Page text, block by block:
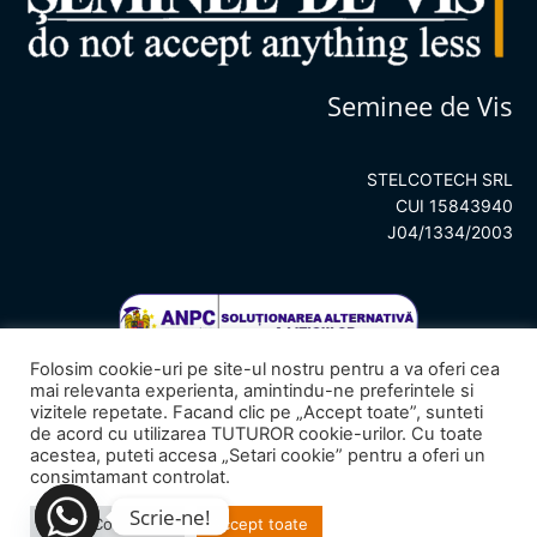
Seminee de Vis
STELCOTECH SRL
CUI 15843940
J04/1334/2003
© 2023Seminee de Vis– All rights reserved.
Folosim cookie-uri pe site-ul nostru pentru a va oferi cea
mai relevanta experienta, amintindu-ne preferintele si
vizitele repetate. Facand clic pe „Accept toate”, sunteti
de acord cu utilizarea TUTUROR cookie-urilor. Cu toate
acestea, puteti accesa „Setari cookie” pentru a oferi un
consimtamant controlat.
Setari Cookie-uri Accept toate
Scrie-ne!